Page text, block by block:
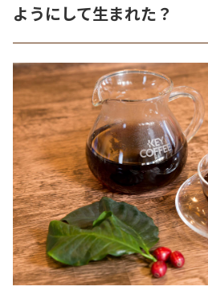
ようにして生まれた？